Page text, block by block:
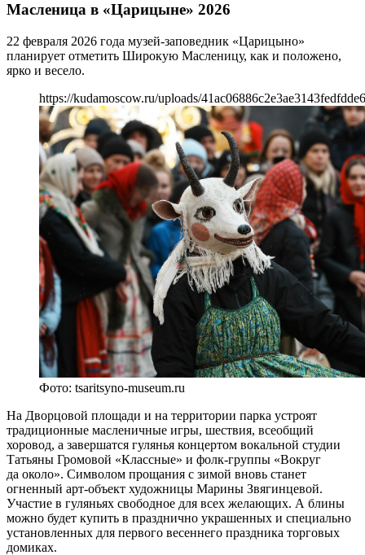
Масленица в «Царицыне» 2026
22 февраля 2026 года музей-заповедник «Царицыно»
планирует отметить Широкую Масленицу, как и положено,
ярко и весело.
https://kudamoscow.ru/uploads/
Фото: tsaritsyno-museum.ru
На Дворцовой площади и на территории парка устроят
традиционные масленичные игры, шествия, всеобщий
хоровод, а завершатся гулянья концертом вокальной студии
Татьяны Громовой «Классные» и фолк-группы «Вокруг
да около». Символом прощания с зимой вновь станет
огненный арт-объект художницы Марины Звягинцевой.
Участие в гуляньях свободное для всех желающих. А блины
можно будет купить в празднично украшенных и специально
установленных для первого весеннего праздника торговых
домиках.